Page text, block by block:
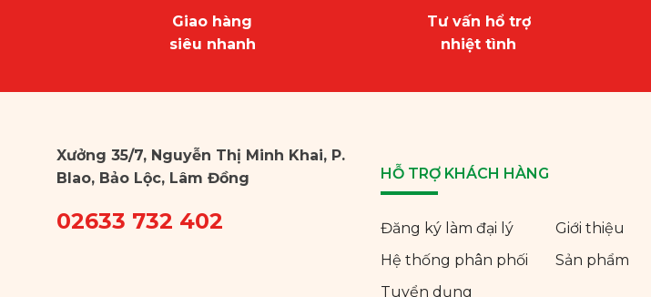
Giao hàng
siêu nhanh
Tư vấn hổ trợ
nhiệt tình
Xưởng 35/7, Nguyễn Thị Minh Khai, P.
Blao, Bảo Lộc, Lâm Đồng
02633 732 402
HỖ TRỢ KHÁCH HÀNG
Đăng ký làm đại lý
Giới thiệu
Hệ thống phân phối
Sản phẩm
Tuyển dụng